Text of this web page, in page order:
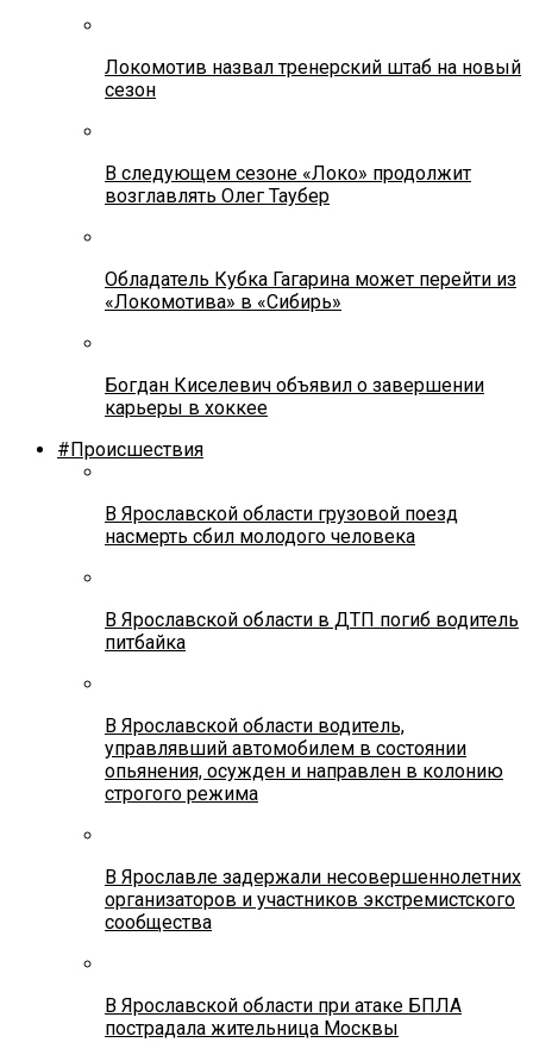
Локомотив назвал тренерский штаб на новый
сезон
В следующем сезоне «Локо» продолжит
возглавлять Олег Таубер
Обладатель Кубка Гагарина может перейти из
«Локомотива» в «Сибирь»
Богдан Киселевич объявил о завершении
карьеры в хоккее
#Происшествия
В Ярославской области грузовой поезд
насмерть сбил молодого человека
В Ярославской области в ДТП погиб водитель
питбайка
В Ярославской области водитель,
управлявший автомобилем в состоянии
опьянения, осужден и направлен в колонию
строгого режима
В Ярославле задержали несовершеннолетних
организаторов и участников экстремистского
сообщества
В Ярославской области при атаке БПЛА
пострадала жительница Москвы